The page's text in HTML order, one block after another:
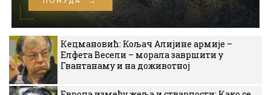
Кецмановић: Кољач Алијине армије –
Елфета Весели – морала завршити у
Гвантанаму и на доживотној